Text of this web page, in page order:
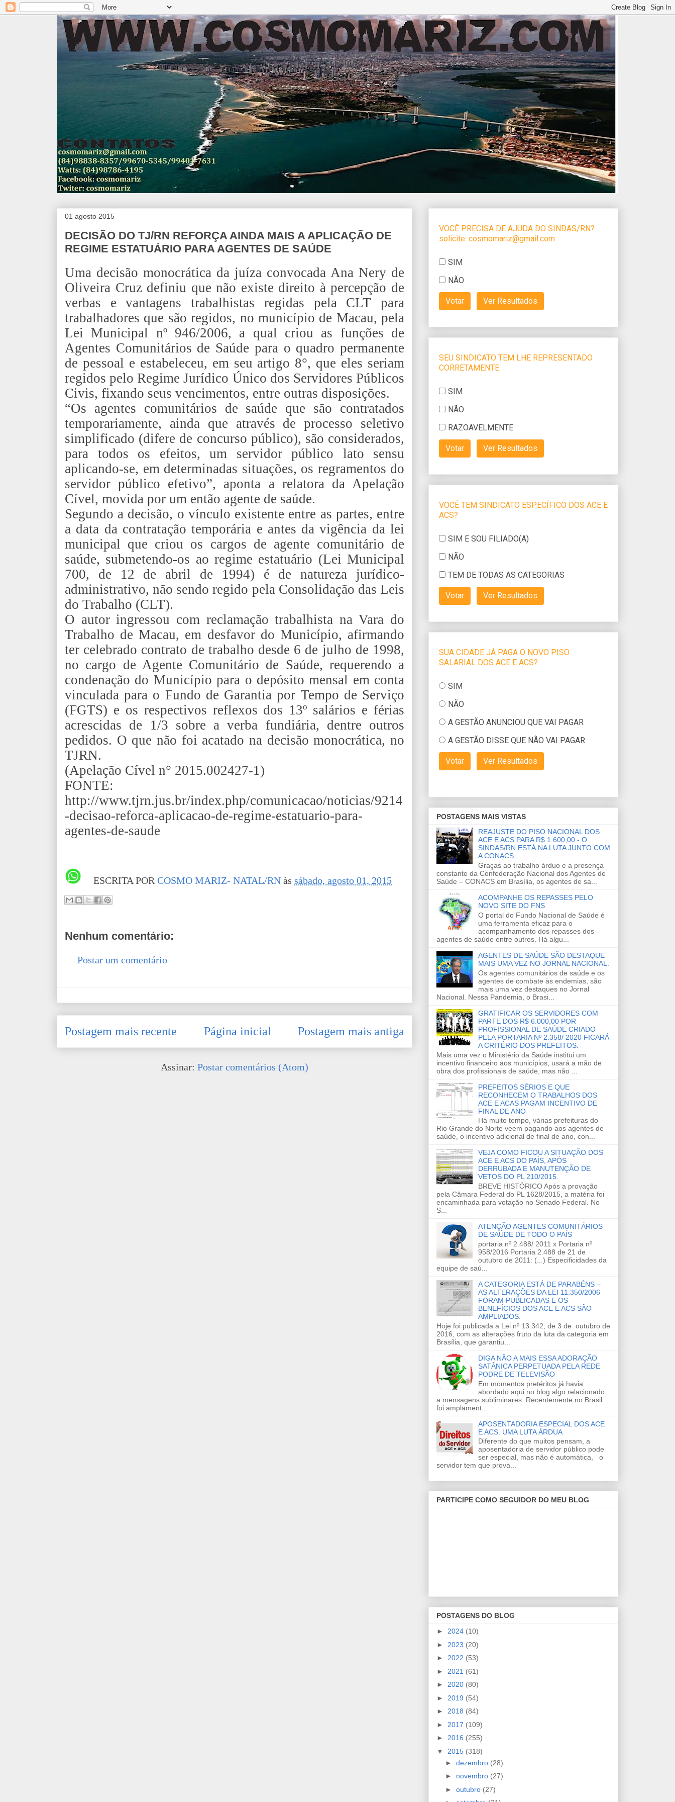
01 agosto 2015
DECISÃO DO TJ/RN REFORÇA AINDA MAIS A APLICAÇÃO DE
REGIME ESTATUÁRIO PARA AGENTES DE SAÚDE
Uma decisão monocrática da juíza convocada Ana Nery de
Oliveira Cruz definiu que não existe direito à percepção de
verbas e vantagens trabalhistas regidas pela CLT para
trabalhadores que são regidos, no município de Macau, pela
Lei Municipal nº 946/2006, a qual criou as funções de
Agentes Comunitários de Saúde para o quadro permanente
de pessoal e estabeleceu, em seu artigo 8°, que eles seriam
regidos pelo Regime Jurídico Único dos Servidores Públicos
Civis, fixando seus vencimentos, entre outras disposições.
“Os agentes comunitários de saúde que são contratados
temporariamente, ainda que através de processo seletivo
simplificado (difere de concurso público), são considerados,
para todos os efeitos, um servidor público lato sensu
aplicando-se, em determinadas situações, os regramentos do
servidor público efetivo”, aponta a relatora da Apelação
Cível, movida por um então agente de saúde.
Segundo a decisão, o vínculo existente entre as partes, entre
a data da contratação temporária e antes da vigência da lei
municipal que criou os cargos de agente comunitário de
saúde, submetendo-os ao regime estatuário (Lei Municipal
700, de 12 de abril de 1994) é de natureza jurídico-
administrativo, não sendo regido pela Consolidação das Leis
do Trabalho (CLT).
O autor ingressou com reclamação trabalhista na Vara do
Trabalho de Macau, em desfavor do Município, afirmando
ter celebrado contrato de trabalho desde 6 de julho de 1998,
no cargo de Agente Comunitário de Saúde, requerendo a
condenação do Município para o depósito mensal em conta
vinculada para o Fundo de Garantia por Tempo de Serviço
(FGTS) e os respectivos reflexos dos 13º salários e férias
acrescidas de 1/3 sobre a verba fundiária, dentre outros
pedidos. O que não foi acatado na decisão monocrática, no
TJRN.
(Apelação Cível n° 2015.002427-1)
FONTE:
http://www.tjrn.jus.br/index.php/comunicacao/noticias/9214
-decisao-reforca-aplicacao-de-regime-estatuario-para-
agentes-de-saude
ESCRITA POR COSMO MARIZ- NATAL/RN às sábado, agosto 01, 2015
Nenhum comentário:
Postar um comentário
Postagem mais recente Postagem mais antiga
Página inicial
Assinar: Postar comentários (Atom)
POSTAGENS MAIS VISTAS
REAJUSTE DO PISO NACIONAL DOS
ACE E ACS PARA R$ 1.600,00 - O
SINDAS/RN ESTÁ NA LUTA JUNTO COM
A CONACS.
Graças ao trabalho árduo e a presença
constante da Confederação Nacional dos Agentes de
Saúde – CONACS em Brasília, os agentes de sa...
ACOMPANHE OS REPASSES PELO
NOVO SITE DO FNS
O portal do Fundo Nacional de Saúde é
uma ferramenta eficaz para o
acompanhamento dos repasses dos
agentes de saúde entre outros. Há algu...
AGENTES DE SAÚDE SÃO DESTAQUE
MAIS UMA VEZ NO JORNAL NACIONAL.
Os agentes comunitários de saúde e os
agentes de combate às endemias, são
mais uma vez destaques no Jornal
Nacional. Nessa Pandemia, o Brasi...
GRATIFICAR OS SERVIDORES COM
PARTE DOS R$ 6.000,00 POR
PROFISSIONAL DE SAÚDE CRIADO
PELA PORTARIA Nº 2.358/ 2020 FICARÁ
A CRITÉRIO DOS PREFEITOS.
Mais uma vez o Ministério da Saúde institui um
incentivo financeiro aos municípios, usará a mão de
obra dos profissionais de saúde, mas não ...
PREFEITOS SÉRIOS E QUE
RECONHECEM O TRABALHOS DOS
ACE E ACAS PAGAM INCENTIVO DE
FINAL DE ANO
Há muito tempo, várias prefeituras do
Rio Grande do Norte veem pagando aos agentes de
saúde, o incentivo adicional de final de ano, con...
VEJA COMO FICOU A SITUAÇÃO DOS
ACE E ACS DO PAÍS, APÓS
DERRUBADA E MANUTENÇÃO DE
VETOS DO PL 210/2015.
BREVE HISTÓRICO Após a provação
pela Câmara Federal do PL 1628/2015, a matéria foi
encaminhada para votação no Senado Federal. No
S...
ATENÇÃO AGENTES COMUNITÁRIOS
DE SAÚDE DE TODO O PAÍS
portaria nº 2.488/ 2011 x Portaria nº
958/2016 Portaria 2.488 de 21 de
outubro de 2011: (...) Especificidades da
equipe de saú...
A CATEGORIA ESTÁ DE PARABÉNS –
AS ALTERAÇÕES DA LEI 11.350/2006
FORAM PUBLICADAS E OS
BENEFÍCIOS DOS ACE E ACS SÃO
AMPLIADOS.
Hoje foi publicada a Lei nº 13.342, de 3 de outubro de
2016, com as alterações fruto da luta da categoria em
Brasília, que garantiu...
DIGA NÃO A MAIS ESSA ADORAÇÃO
SATÂNICA PERPETUADA PELA REDE
PODRE DE TELEVISÃO
Em momentos pretéritos já havia
abordado aqui no blog algo relacionado
a mensagens subliminares. Recentemente no Brasil
foi amplament...
APOSENTADORIA ESPECIAL DOS ACE
E ACS. UMA LUTA ÁRDUA
Diferente do que muitos pensam, a
aposentadoria de servidor público pode
ser especial, mas não é automática, o
servidor tem que prova...
PARTICIPE COMO SEGUIDOR DO MEU BLOG
POSTAGENS DO BLOG
► 2024 (10)
► 2023 (20)
► 2022 (53)
► 2021 (61)
► 2020 (80)
► 2019 (54)
► 2018 (84)
► 2017 (109)
► 2016 (255)
▼ 2015 (318)
► dezembro (28)
► novembro (27)
► outubro (27)